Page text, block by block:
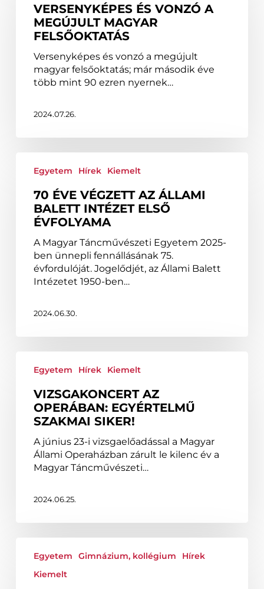
megújult
magyar
felsőoktatás
VERSENYKÉPES ÉS VONZÓ A
MEGÚJULT MAGYAR
FELSŐOKTATÁS
Versenyképes és vonzó a megújult
magyar felsőoktatás; már második éve
több mint 90 ezren nyernek…
2024.07.26.
Állami
Balett
Intézet
első
évfolyama
Egyetem Hírek Kiemelt
70 ÉVE VÉGZETT AZ ÁLLAMI
BALETT INTÉZET ELSŐ
ÉVFOLYAMA
A Magyar Táncművészeti Egyetem 2025-
ben ünnepli fennállásának 75.
évfordulóját. Jogelődjét, az Állami Balett
Intézetet 1950-ben…
2024.06.30.
Egyértelmű
szakmai
siker!
Egyetem Hírek Kiemelt
VIZSGAKONCERT AZ
OPERÁBAN: EGYÉRTELMŰ
SZAKMAI SIKER!
A június 23-i vizsgaelőadással a Magyar
Állami Operaházban zárult le kilenc év a
Magyar Táncművészeti…
2024.06.25.
fellépések
Egyetem Gimnázium, kollégium
Hírek
Kiemelt